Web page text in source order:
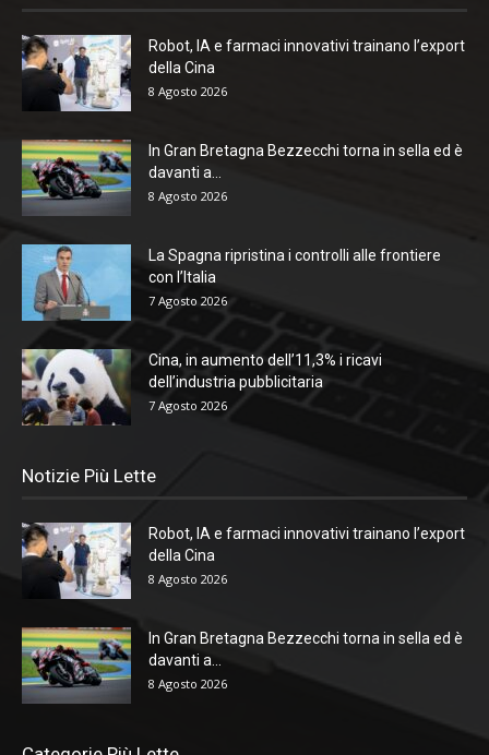
Robot, IA e farmaci innovativi trainano l’export
della Cina
8 Agosto 2026
In Gran Bretagna Bezzecchi torna in sella ed è
davanti a...
8 Agosto 2026
La Spagna ripristina i controlli alle frontiere
con l’Italia
7 Agosto 2026
Cina, in aumento dell’11,3% i ricavi
dell’industria pubblicitaria
7 Agosto 2026
Notizie Più Lette
Robot, IA e farmaci innovativi trainano l’export
della Cina
8 Agosto 2026
In Gran Bretagna Bezzecchi torna in sella ed è
davanti a...
8 Agosto 2026